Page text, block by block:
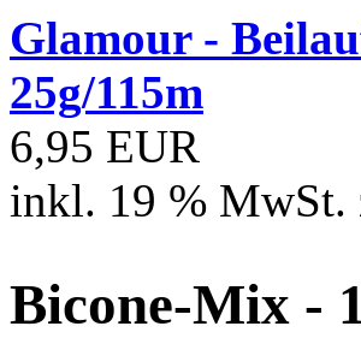
Glamour -
25g/115m
6,95 EUR
inkl. 19 % MwSt.
Bicone-Mix -